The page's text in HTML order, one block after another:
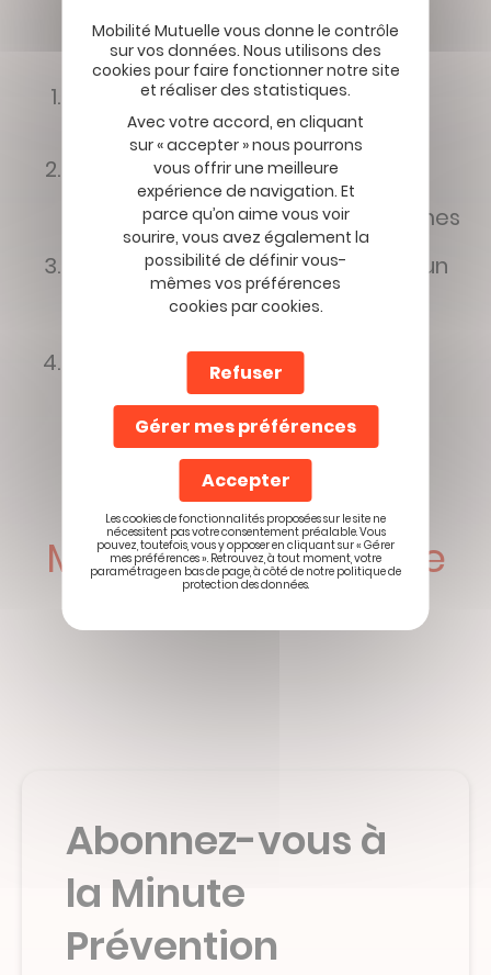
Rendez-vous sur votreEspace
adhérentdans la rubrique « Mes
Avantages Santé »
Rendez-vous ensuite dans la
rubrique « Mes services utiles au
quotidien » puis dans “ma santé, mes
soins”
Vous trouverez la ligne « Trouvez un
praticien en médecine douce” .
Cliquez sur “Rechercher un
Trouvez votre praticien !
Mobilisés pour votre
santé
Abonnez-vous à
la Minute
Prévention
Avec votre accord, en cliquant
sur « accepter » nous pourrons
vous offrir une meilleure
expérience de navigation. Et
parce qu’on aime vous voir
sourire, vous avez également la
possibilité de définir vous-
mêmes vos préférences
cookies par cookies.
Refuser
Gérer mes préférences
Accepter
Les cookies de fonctionnalités proposées sur le site ne
nécessitent pas votre consentement préalable. Vous
pouvez, toutefois, vous y opposer en cliquant sur « Gérer
mes préférences ». Retrouvez, à tout moment, votre
paramétrage en bas de page, à côté de notre politique de
protection des données.